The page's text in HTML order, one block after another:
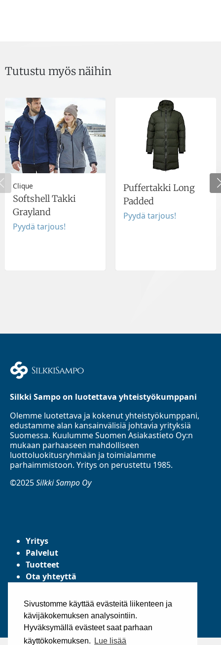
Sivustomme käyttää evästeitä liikenteen ja
kävijäkokemuksen analysointiin.
Hyväksymällä evästeet saat parhaan
käyttökokemuksen.
Lue lisää
Tutustu myös näihin
Clique
Softshell Takki
Grayland
Pyydä tarjous!
Puffertakki Long
Padded
Pyydä tarjous!
Silkki Sampo on luotettava yhteistyökumppani
Olemme luotettava ja kokenut yhteistyökumppani,
edustamme alan kansainvälisiä johtavia yrityksiä
Suomessa. Kuulumme Suomen Asiakastieto Oy:n
mukaan parhaaseen mahdolliseen
luottoluokitusryhmään ja toimialamme
parhaimmistoon. Yritys on perustettu 1985.
©2025Silkki Sampo Oy
Yritys
Palvelut
Tuotteet
Ota yhteyttä
Yleiset toimitusehdot